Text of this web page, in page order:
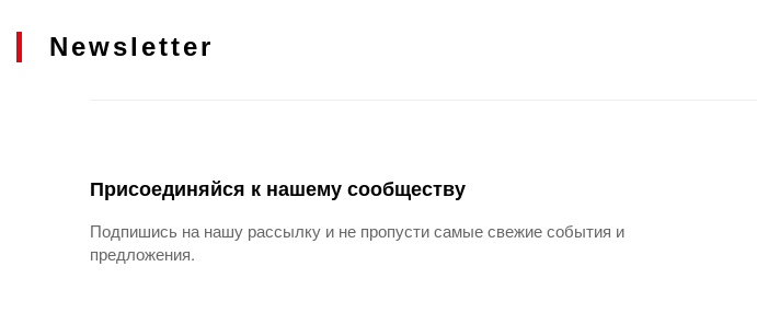
Newsletter
Присоединяйся к нашему сообществу
Подпишись на нашу рассылку и не пропусти самые свежие события и
предложения.